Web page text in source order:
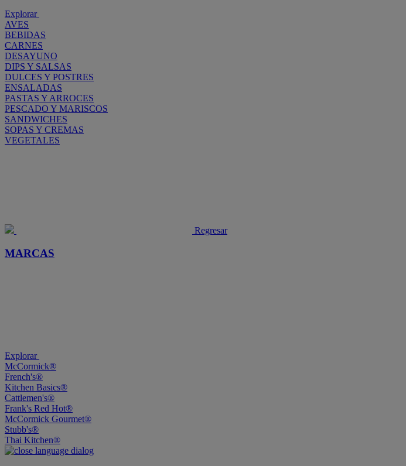
Explorar
AVES
BEBIDAS
CARNES
DESAYUNO
DIPS Y SALSAS
DULCES Y POSTRES
ENSALADAS
PASTAS Y ARROCES
PESCADO Y MARISCOS
SANDWICHES
SOPAS Y CREMAS
VEGETALES
Regresar
MARCAS
Explorar
McCormick®
French's®
Kitchen Basics®
Cattlemen's®
Frank's Red Hot®
McCormick Gourmet®
Stubb's®
Thai Kitchen®